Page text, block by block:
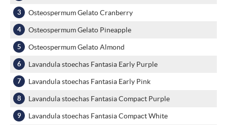
Osteospermum Gelato Cranberry
Osteospermum Gelato Pineapple
Osteospermum Gelato Almond
Lavandula stoechas Fantasia Early Purple
Lavandula stoechas Fantasia Early Pink
Lavandula stoechas Fantasia Compact Purple
Lavandula stoechas Fantasia Compact White